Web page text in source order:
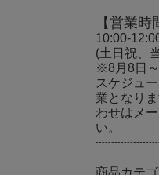
【営業時
10:00-
(土日祝、
※8月8日
スケジュ
業となり
わせはメ
い。